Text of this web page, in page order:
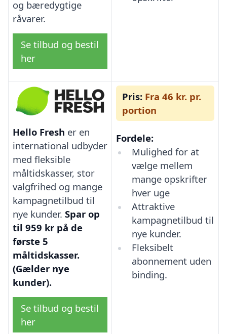
og bæredygtige
råvarer.
Se tilbud og bestil
her
Hello Fresh er en
international udbyder
med fleksible
måltidskasser, stor
valgfrihed og mange
kampagnetilbud til
nye kunder. Spar op
til 959 kr på de
første 5
måltidskasser.
(Gælder nye
kunder).
Se tilbud og bestil
her
Pris: Fra 46 kr. pr.
portion
Fordele:
Mulighed for at
vælge mellem
mange opskrifter
hver uge
Attraktive
kampagnetilbud til
nye kunder.
Fleksibelt
abonnement uden
binding.